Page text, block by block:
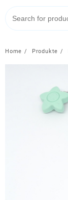
Home Produkte